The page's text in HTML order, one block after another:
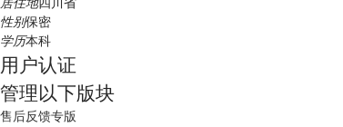
性别保密
学历本科
用户认证
管理以下版块
售后反馈专版